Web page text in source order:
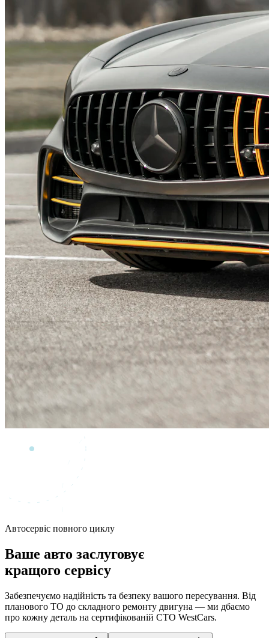
Автосервіс повного циклу
Ваше авто заслуговує
кращого сервісу
Забезпечуємо надійність та безпеку вашого пересування. Від
планового ТО до складного ремонту двигуна — ми дбаємо
про кожну деталь на сертифікованій СТО WestCars.